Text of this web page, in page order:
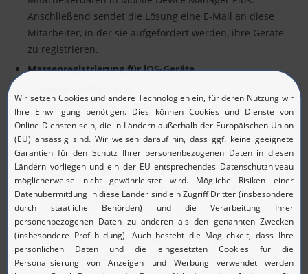
Anschließend sendet die Lösung eine E-Mail an diese
Mitarbeiter, in der sie aufgefordert werden, ihre Geräte
zu registrieren.
Massenregistrierung für iOS-Geräte
Der Apple Configurator ist ein Dienstprogramm, mit
dem Unternehmen ihre iOS-Geräte über eine
physische USB-Verbindung konfigurieren und
registrieren können. Neben Profilen lassen sich auf
diese Weise auch Anwendungen auf den iOS-Geräten
vorinstallieren, bevor sie an die Mitarbeiter
ausgegeben werden.
Apple Device Enrollment Program (DEP)
Mit diesem Programm können IT-Administratoren
auch iOS-Geräte registrieren, die sie nicht physisch